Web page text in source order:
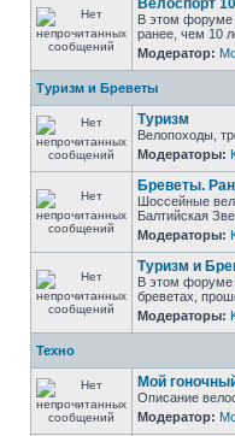
Велоспорт
В этом форуме
ранее, чем 10
Модератор:
Туризм и Бреветы
Туризм
Велопоходы,
Модераторы:
Бреветы.
Шоссейные
Балтийская
Модераторы:
Туризм и
В этом форуме
бреветах,
Модераторы:
Техно
Мой
Описание
Модератор: